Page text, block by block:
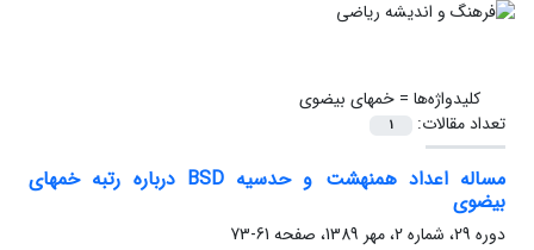
کلیدواژه‌ها =خمهای بیضوی
تعداد مقالات:
1
مساله اعداد همنهشت و حدسیه BSD درباره رتبه خمهای
بیضوی
دوره 29، شماره 2، مهر 1389، صفحه
61-73